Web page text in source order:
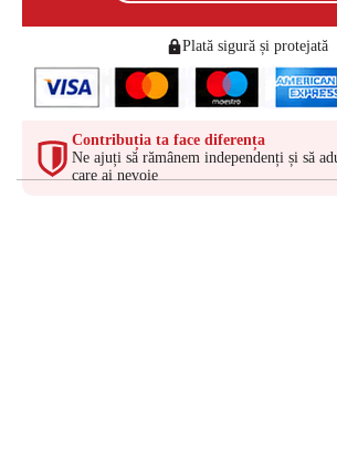
Plată sigură și protejată
Contribuția ta face diferența
Ne ajuți să rămânem independenți și să
care ai nevoie